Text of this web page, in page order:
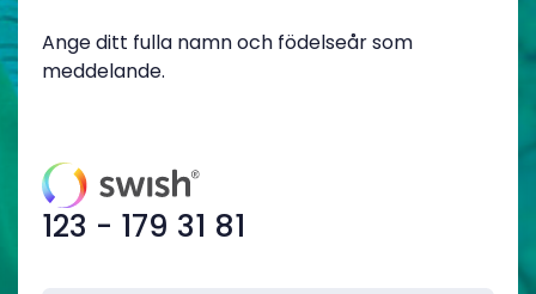
Ange ditt fulla namn och födelseår som
meddelande.
123 - 179 31 81